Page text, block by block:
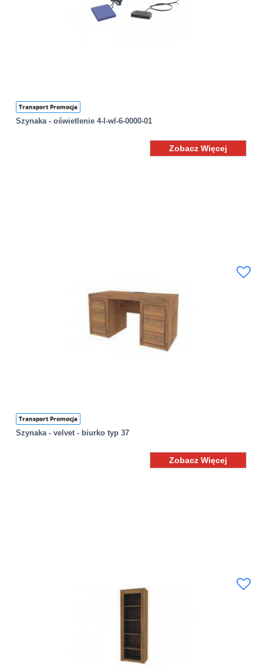
Transport Promocja
Szynaka - oświetlenie 4-l-wl-6-0000-01
Zobacz Więcej
Transport Promocja
Szynaka - velvet - biurko typ 37
Zobacz Więcej